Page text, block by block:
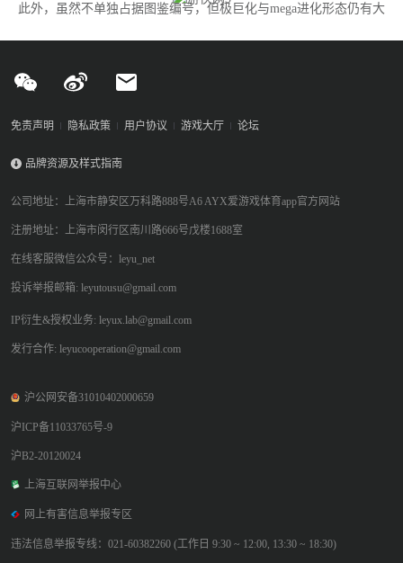
此外，虽然不单独占据图鉴编号，但极巨化与mega进化形态仍有大
免责声明 隐私政策 用户协议 游戏大厅 论坛
品牌资源及样式指南
公司地址：上海市静安区万科路888号A6 AYX爱游戏体育app官方网站
注册地址：上海市闵行区南川路666号戊楼1688室
在线客服微信公众号：leyu_net
投诉举报邮箱: leyutousu@gmail.com
IP衍生&授权业务: leyux.lab@gmail.com
发行合作: leyucooperation@gmail.com
沪公网安备31010402000659
沪ICP备11033765号-9
沪B2-20120024
上海互联网举报中心
网上有害信息举报专区
违法信息举报专线：021-60382260 (工作日 9:30 ~ 12:00, 13:30 ~ 18:30)